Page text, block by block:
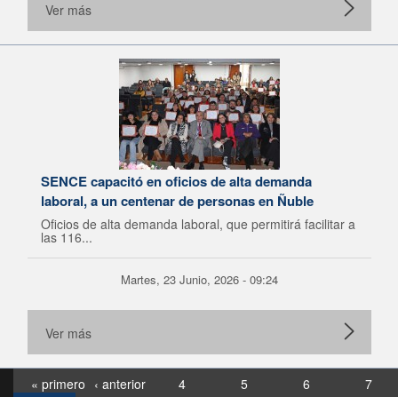
Ver más
SENCE capacitó en oficios de alta demanda
laboral, a un centenar de personas en Ñuble
Oficios de alta demanda laboral, que permitirá facilitar a
las 116...
Martes, 23 Junio, 2026 - 09:24
Ver más
« primero ‹ anterior 4 5 6
7